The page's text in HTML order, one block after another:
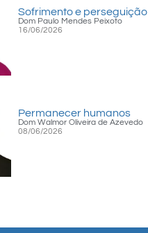
Sofrimento e perseguição
Dom Paulo Mendes Peixoto
16/06/2026
Permanecer humanos
Dom Walmor Oliveira de Azevedo
08/06/2026